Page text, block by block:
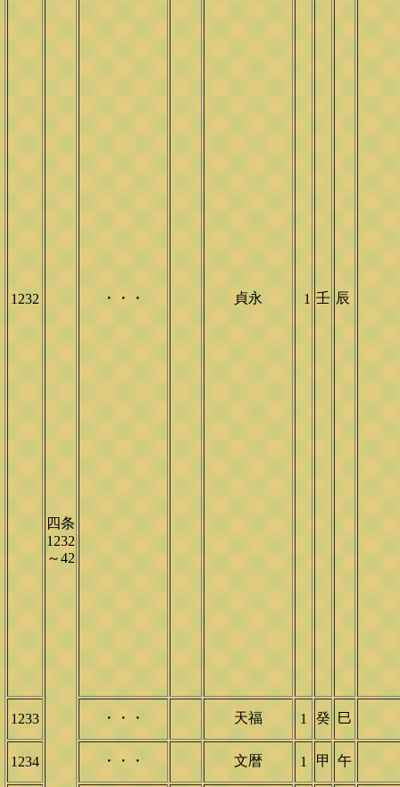
1232
四条
1232
～42
・・・ 貞永 1 壬 辰
1233 ・・・ 天福 1 癸 巳
1234 ・・・ 文暦 1 甲 午